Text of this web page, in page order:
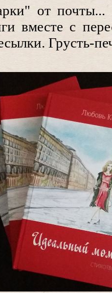
от
вместе с
Грусть-